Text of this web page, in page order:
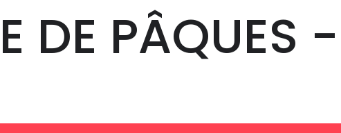
DE PÂQUES